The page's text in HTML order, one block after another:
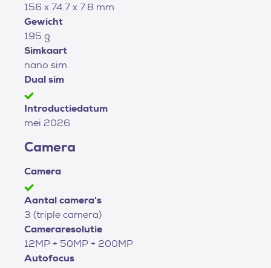
156 x 74.7 x 7.8 mm
Gewicht
195 g
Simkaart
nano sim
Dual sim
Introductiedatum
mei 2026
Camera
Camera
Aantal camera's
3 (triple camera)
Cameraresolutie
12MP + 50MP + 200MP
Autofocus